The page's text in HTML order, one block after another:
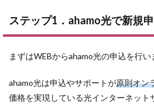
で発生
する費
5
乗り換
える
ステップ1．ahamo光で新規
まずはWEBからahamo光の申込を行い
ahamo光は申込やサポートが原則オン
価格を実現している光インターネット